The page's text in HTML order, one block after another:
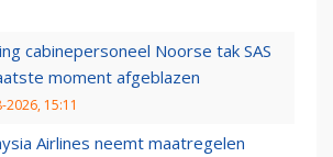
cabinepersoneel Noorse tak SAS
moment afgeblazen
2026, 15:11
Airlines neemt maatregelen